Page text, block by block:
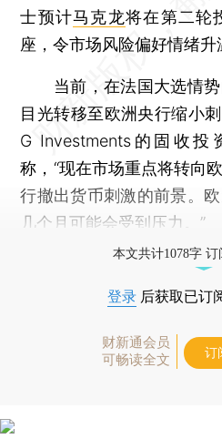
士预计马克龙将在第二轮
座，令市场风险偏好情绪升
当前，在法国大选情势
目光转移至欧洲央行缩小
G Investments的固收投
称，“现在市场重点将转向
行撤出货币刺激的前景。
几个月可能会受到压力。”
本文共计1078字
登录 后获取已订
财新通会员
可畅读全文
订